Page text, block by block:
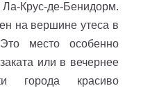
Крус-де-Бенидорм.
на вершине утеса в
место особенно
или в вечернее
города красиво